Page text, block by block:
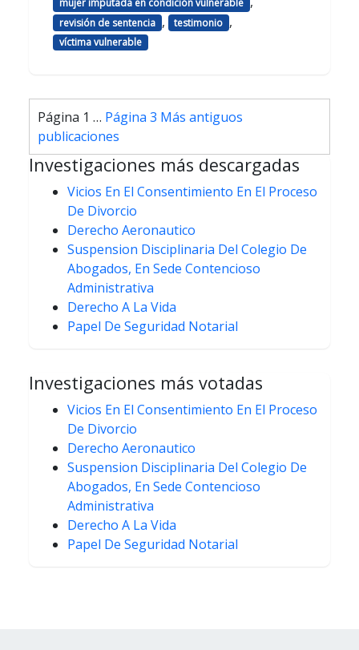
mujer imputada en condición vulnerable
revisión de sentencia , testimonio ,
víctima vulnerable
Paginación
de
entradas
Página 1 … Página 3 Más antiguos
publicaciones
Investigaciones más descargadas
Vicios En El Consentimiento En El Proceso
De Divorcio
Derecho Aeronautico
Suspension Disciplinaria Del Colegio De
Abogados, En Sede Contencioso
Administrativa
Derecho A La Vida
Papel De Seguridad Notarial
Investigaciones más votadas
Vicios En El Consentimiento En El Proceso
De Divorcio
Derecho Aeronautico
Suspension Disciplinaria Del Colegio De
Abogados, En Sede Contencioso
Administrativa
Derecho A La Vida
Papel De Seguridad Notarial